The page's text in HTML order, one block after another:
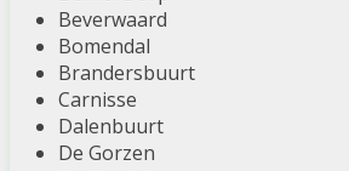
Beverwaard
Bomendal
Brandersbuurt
Carnisse
Dalenbuurt
De Gorzen